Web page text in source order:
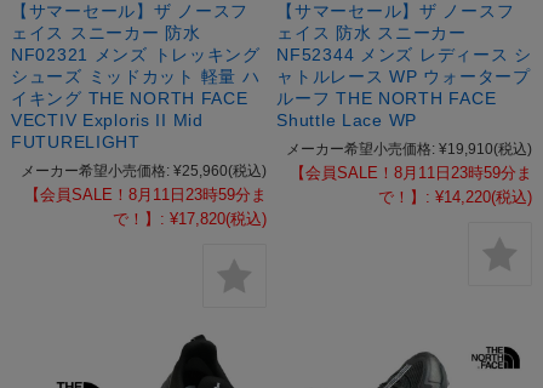
【サマーセール】ザ ノースフ
ェイス スニーカー 防水
NF02321 メンズ トレッキング
シューズ ミッドカット 軽量 ハ
イキング THE NORTH FACE
VECTIV Exploris II Mid
FUTURELIGHT
メーカー希望小売価格: ¥25,960(税込)
【会員SALE！8月11日23時59分ま
で！】: ¥17,820(税込)
【サマーセール】ザ ノースフ
ェイス 防水 スニーカー
NF52344 メンズ レディース シ
ャトルレース WP ウォータープ
ルーフ THE NORTH FACE
Shuttle Lace WP
メーカー希望小売価格: ¥19,910(税込)
【会員SALE！8月11日23時59分ま
で！】: ¥14,220(税込)